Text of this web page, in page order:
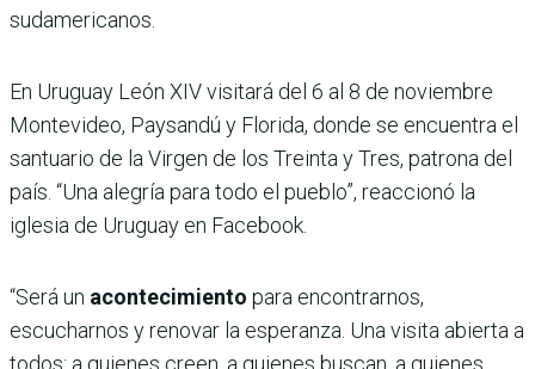
sudamericanos.
En Uruguay León XIV visitará del 6 al 8 de noviembre
Montevideo, Paysandú y Florida, donde se encuentra el
santuario de la Virgen de los Treinta y Tres, patrona del
país. “Una alegría para todo el pueblo”, reaccionó la
iglesia de Uruguay en Facebook.
“Será un acontecimiento para encontrarnos,
escucharnos y renovar la esperanza. Una visita abierta a
todos: a quienes creen, a quienes buscan, a quienes